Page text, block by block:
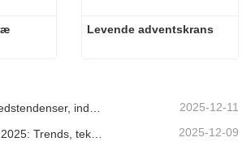
Levende adventskrans
Juletræspynt: Markedstendenser, indsigt i forsyningskæden og indkøbsguide 2025 2025-12-11
2025-12-09